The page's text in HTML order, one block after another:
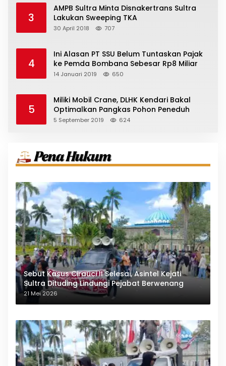
3
AMPB Sultra Minta Disnakertrans Sultra
Lakukan Sweeping TKA
30 April 2018 707
4
Ini Alasan PT SSU Belum Tuntaskan Pajak
ke Pemda Bombana Sebesar Rp8 Miliar
14 Januari 2019 650
5
Miliki Mobil Crane, DLHK Kendari Bakal
Optimalkan Pangkas Pohon Peneduh
5 September 2019 624
Sebut Kasus Cirauci II Selesai, Asintel Kejati
Sultra Dituding Lindungi Pejabat Berwenang
21 Mei 2026